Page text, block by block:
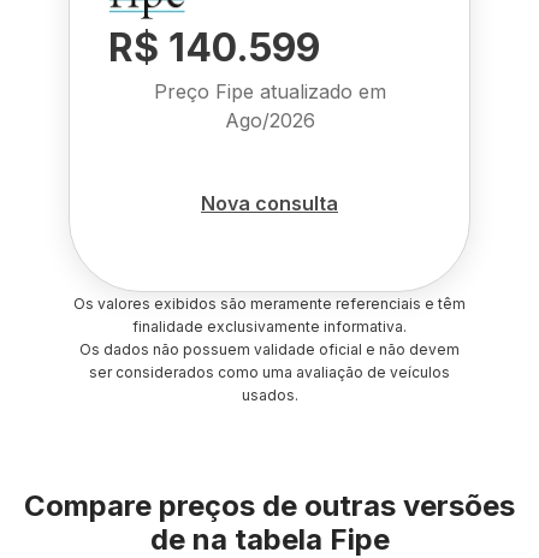
R$ 140.599
Preço Fipe atualizado em
Ago/2026
Nova consulta
Os valores exibidos são meramente referenciais e têm
finalidade exclusivamente informativa.
Os dados não possuem validade oficial e não devem
ser considerados como uma avaliação de veículos
usados.
Compare preços de outras versões
de na tabela Fipe